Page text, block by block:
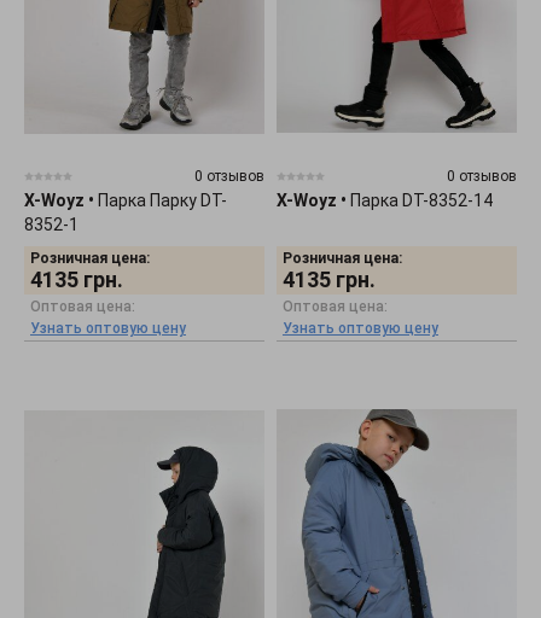
0 отзывов
X-Woyz • Парка Парку DT-
8352-1
Розничная цена:
4135 грн.
Оптовая цена:
Узнать оптовую цену
0 отзывов
X-Woyz • Парка DT-8352-14
Розничная цена:
4135 грн.
Оптовая цена:
Узнать оптовую цену